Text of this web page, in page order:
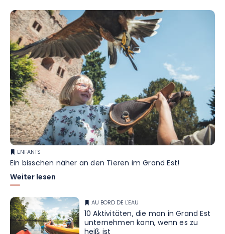
ENFANTS
Ein bisschen näher an den Tieren im Grand Est!
Weiter lesen
AU BORD DE L'EAU
10 Aktivitäten, die man in Grand Est
unternehmen kann, wenn es zu